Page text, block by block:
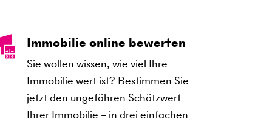
Immobilie online bewerten
Sie wollen wissen, wie viel Ihre
Immobilie wert ist? Bestimmen Sie
jetzt den ungefähren Schätzwert
Ihrer Immobilie – in drei einfachen